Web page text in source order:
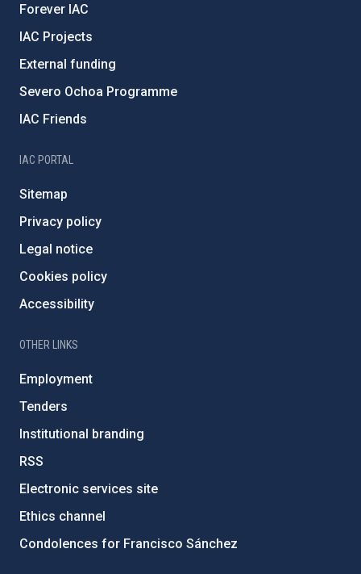
Forever IAC
IAC Projects
External funding
Severo Ochoa Programme
IAC Friends
IAC PORTAL
Sitemap
Privacy policy
Legal notice
Cookies policy
Accessibility
OTHER LINKS
Employment
Tenders
Institutional branding
RSS
Electronic services site
Ethics channel
Condolences for Francisco Sánchez